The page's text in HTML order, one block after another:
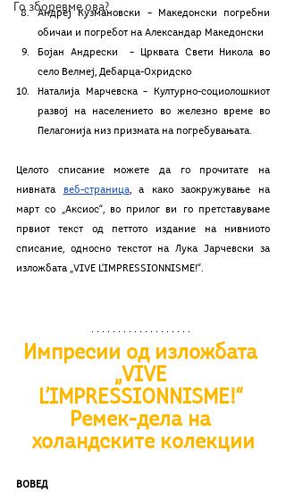
Го зборевме ова?
Андреј Кузмановски – Македонски погребни
обичаи и погребот на Александар Македонски
Бојан Андрески  – Црквата Свети Никола во
село Велмеј, Дебарца-Охридско
Наталија Марчевска – Културно-социолошкиот
развој на населението во железно време во
Пелагонија низ призмата на погребувањата.
Целото списание можете да го прочитате на
нивната
веб-страница, а како заокружување на
март со „Аксиос“, во прилог ви го претставуваме
првиот текст од петтото издание на нивниото
списание, односно текстот на Лука Јарчевски за
изложбата „VIVE L'IMPRESSIONNISME!“.
Импресии од изложбата
„VIVE
L’IMPRESSIONNISME!“
Ремек-дела на
холандските колекции
ВОВЕД